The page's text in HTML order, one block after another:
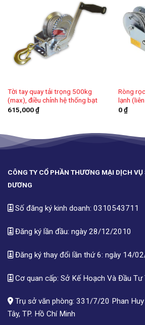
Tời tay quay tải trọng 500kg
(max), điều chỉnh hệ thống bạt
615,000₫
Ròng
lạnh
0₫
CÔNG TY CỔ PHẦN THƯƠNG MẠI DỊCH
DƯƠNG
Số đăng ký kinh doanh: 0310543711
Đăng ký lần đầu: ngày 28/12/2010
Đăng ký thay đổi lần thứ 6: ngày 14/
Cơ quan cấp: Sở Kế Hoạch Và Đầu Tư
Trụ sở văn phòng: 331/7/20 Phan
Tây, TP. Hồ Chí Minh